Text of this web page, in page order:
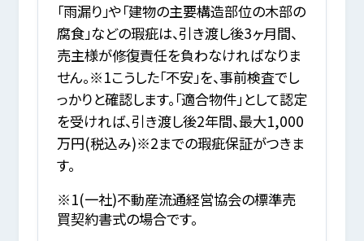
「雨漏り」や「建物の主要構造部位の木部の
腐食」などの瑕疵は、引き渡し後3ヶ月間、
売主様が修復責任を負わなければなりま
せん。※1こうした「不安」を、事前検査でし
っかりと確認します。「適合物件」として認定
を受ければ、引き渡し後2年間、最大1,000
万円(税込み)※2までの瑕疵保証がつきま
す。
※1(一社)不動産流通経営協会の標準売
買契約書式の場合です。